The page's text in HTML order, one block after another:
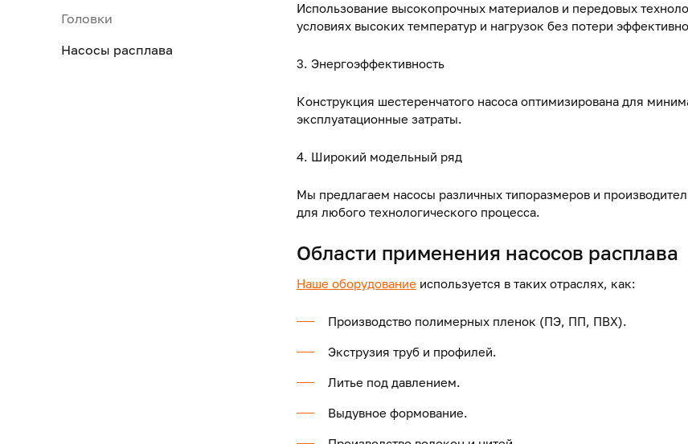
Головки
Насосы расплава
Использование высокопрочных материалов и передовых
условиях высоких температур и нагрузок без потери
3. Энергоэффективность
Конструкция шестеренчатого насоса оптимизирована для
эксплуатационные затраты.
4. Широкий модельный ряд
Мы предлагаем насосы различных типоразмеров и
для любого технологического процесса.
Области применения насосов расплава
Наше оборудование используется в таких отраслях, как:
Производство полимерных пленок (ПЭ, ПП, ПВХ).
Экструзия труб и профилей.
Литье под давлением.
Выдувное формование.